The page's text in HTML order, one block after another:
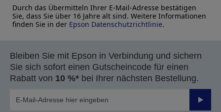
Durch das Übermitteln Ihrer E-Mail-Adresse bestätigen
Sie, dass Sie über 16 Jahre alt sind. Weitere Informationen
finden Sie in der Epson Datenschutzrichtlinie.
Bleiben Sie mit Epson in Verbindung und sichern
Sie sich sofort einen Gutscheincode für einen
Rabatt von 10 %* bei Ihrer nächsten Bestellung.